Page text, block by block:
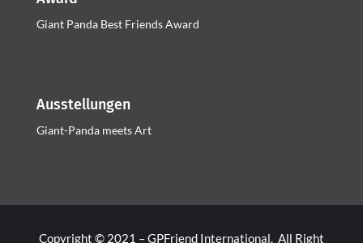
Giant Panda Best Friends Award
Ausstellungen
Giant-Panda meets Art
Copyright © 2021 – GPFriend International. All Right